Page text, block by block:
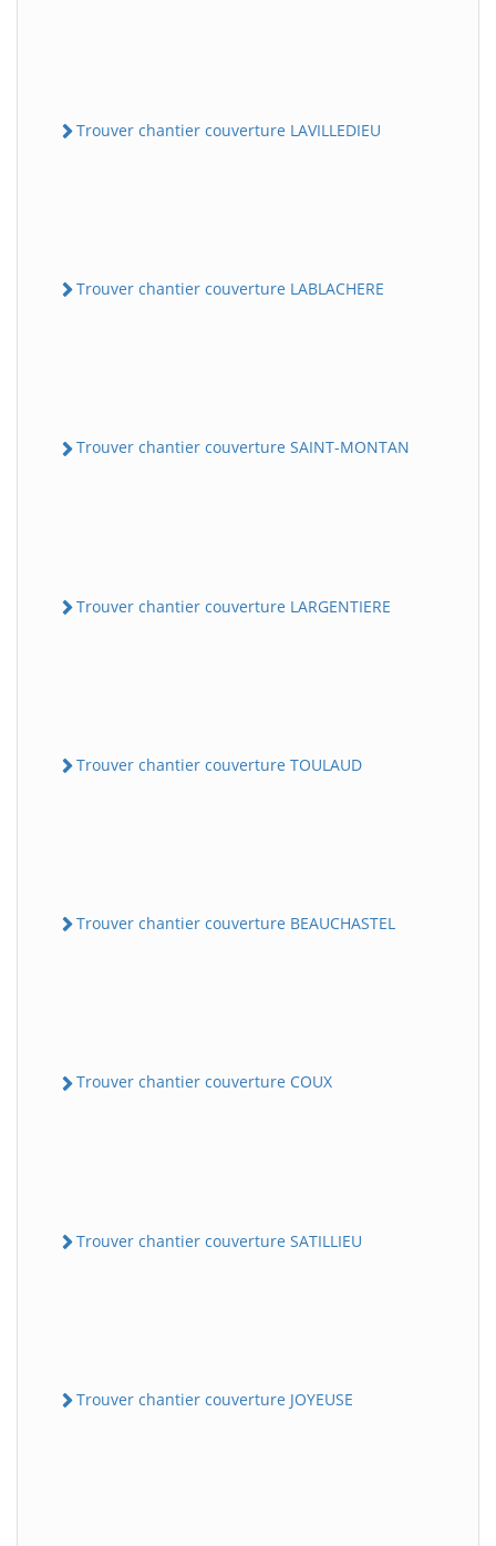
Trouver chantier couverture LAVILLEDIEU
Trouver chantier couverture LABLACHERE
Trouver chantier couverture SAINT-MONTAN
Trouver chantier couverture LARGENTIERE
Trouver chantier couverture TOULAUD
Trouver chantier couverture BEAUCHASTEL
Trouver chantier couverture COUX
Trouver chantier couverture SATILLIEU
Trouver chantier couverture JOYEUSE